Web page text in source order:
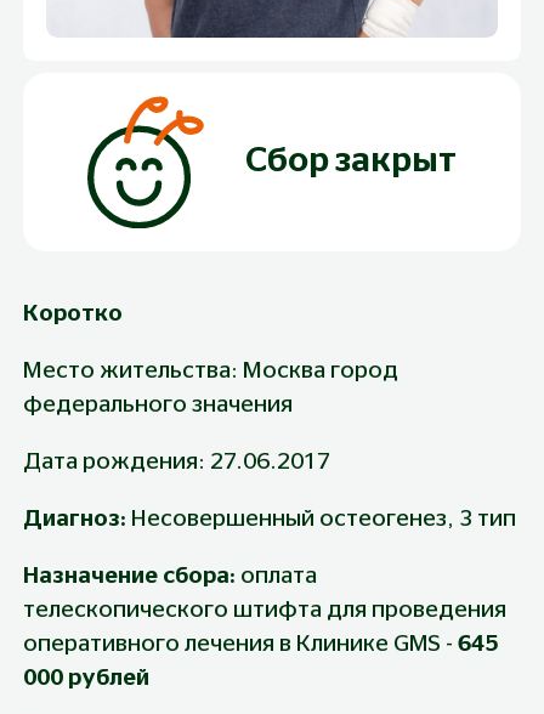
Сбор закрыт
Коротко
Место жительства: Москва город
федерального значения
Дата рождения: 27.06.2017
Диагноз: Несовершенный остеогенез, 3 тип
Назначение сбора: оплата
телескопического штифта для проведения
оперативного лечения в Клинике GMS - 645
000 рублей